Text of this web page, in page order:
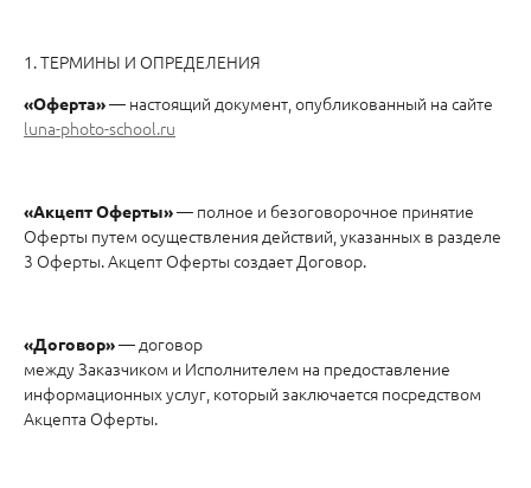
1. ТЕРМИНЫ И ОПРЕДЕЛЕНИЯ
«Оферта»— настоящий документ, опубликованный на сайте
luna-photo-school.ru
«Акцепт Оферты»— полное и безоговорочное принятие
Оферты путем осуществления действий, указанных в разделе
3 Оферты. Акцепт Оферты создает Договор.
«Договор»— договор
между Заказчиком и Исполнителем на предоставление
информационных услуг, который заключается посредством
Акцепта Оферты.